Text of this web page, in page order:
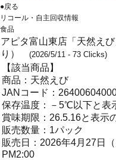
●戻る
リコール・自主回収情報
食品
アピタ富山東店「天然え
り）
(2026/5/11 - 73 Clicks)
【該当商品】
商品：天然えび
JANコード：
保存温度：－5℃以下と表
賞味期限：26.5.16と表示
販売数量：1パック
販売日：2026年4月27日
PM2:00